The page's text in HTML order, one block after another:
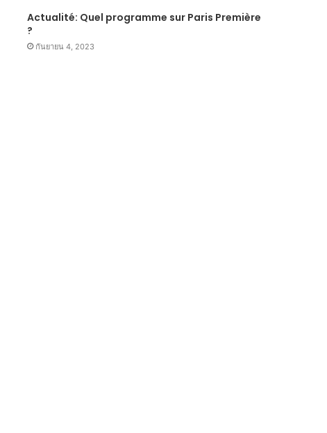
Actualité: Quel programme sur Paris Première
?
กันยายน 4, 2023